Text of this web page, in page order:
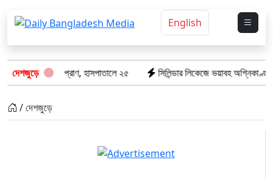
English
দেশজুড়ে
৮টি তাজা প্রাণ, হাসপাতালে ২৫ সিলিন্ডার লিকেজে ভয়াবহ অগ্নিকাণ্ড:
/ দেশজুড়ে